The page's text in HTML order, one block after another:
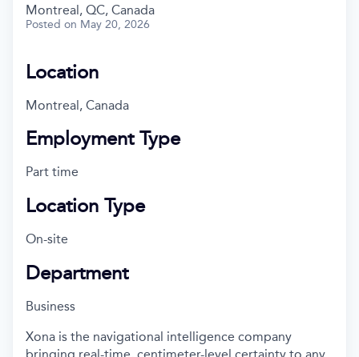
Montreal, QC, Canada
Posted on May 20, 2026
Location
Montreal, Canada
Employment Type
Part time
Location Type
On-site
Department
Business
Xona is the navigational intelligence company